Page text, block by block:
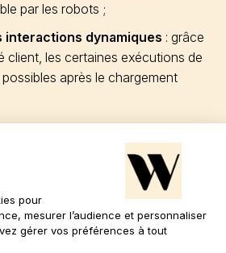
par les robots ;
interactions dynamiques : grâce
client, les certaines exécutions de
après le chargement
:
dans sa configuration
généré deux fois
pour
mesurer l’audience et personnaliser
gérer vos préférences à tout